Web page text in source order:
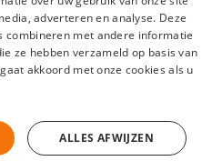
statement
adverteren en analyse. Deze
combineren met andere informatie
ze hebben verzameld op basis van
akkoord met onze cookies als u
ALLES AFWIJZEN